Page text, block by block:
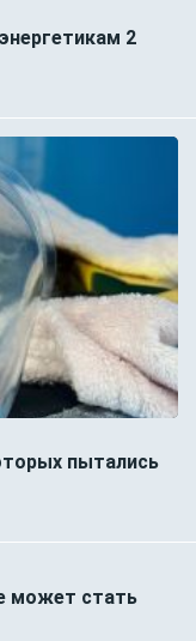
2
пытались
может стать